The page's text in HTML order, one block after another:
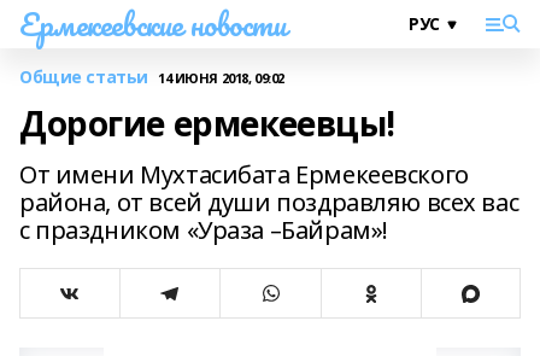
Ермекеевские новости
Общие статьи 14 ИЮНЯ 2018, 09:02
Дорогие ермекеевцы!
От имени Мухтасибата Ермекеевского
района, от всей души поздравляю всех вас
с праздником «Ураза –Байрам»!